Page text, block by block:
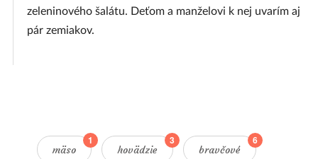
zeleninového šalátu. Deťom a manželovi k nej uvarím aj
pár zemiakov.
mäso
1
hovädzie
3
bravčové
6